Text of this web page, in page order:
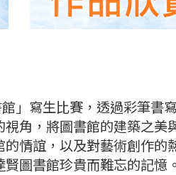
」寫生比賽，透過彩筆書
角，將圖書館的建築之
情誼，以及對藝術創作
圖書館珍貴而難忘的記憶。